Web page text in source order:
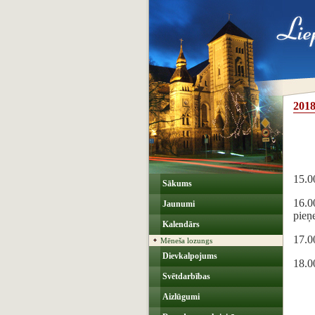
Sākums
Jaunumi
Kalendārs
Mēneša lozungs
Dievkalpojums
Svētdarbības
Aizlūgumi